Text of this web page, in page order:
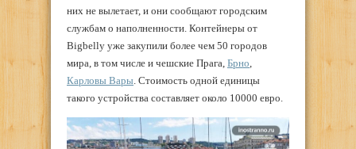
них не вылетает, и они сообщают городским
службам о наполненности. Контейнеры от
Bigbelly уже закупили более чем 50 городов
мира, в том числе и чешские Прага, Брно
Карловы Вары . Стоимость одной единицы
такого устройства составляет около 10000 евро.